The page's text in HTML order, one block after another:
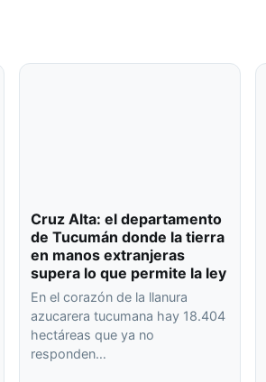
Cruz Alta: el departamento
de Tucumán donde la tierra
en manos extranjeras
supera lo que permite la ley
En el corazón de la llanura
azucarera tucumana hay 18.404
hectáreas que ya no
responden…